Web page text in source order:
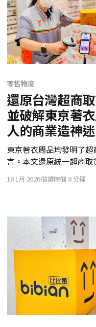
零售物流
還原台灣超商
並破解東京著
人的商業造神
東京著衣周品均發明了
言。本文還原統一超商
赴日考察與博客來聯手
功在於規模化複製與生態
18 1月 2026閱讀時間 8 分鐘